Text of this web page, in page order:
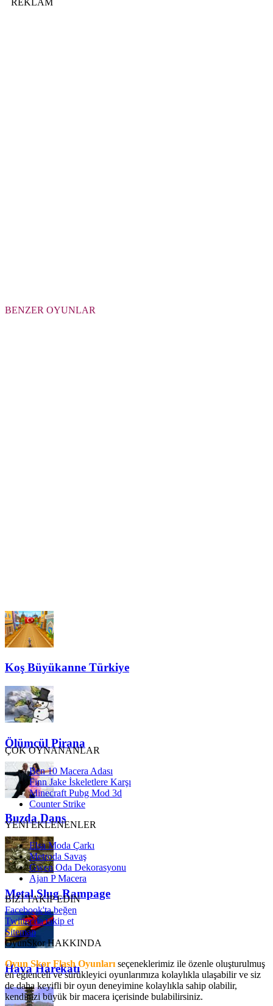
BENZER OYUNLAR
Koş Büyükanne Türkiye
Ölümcül Pirana
Buzda Dans
Metal Slug Rampage
Hava Harekatı
ÇOK OYNANANLAR
Ben 10 Macera Adası
Finn Jake İskeletlere Karşı
Minecraft Pubg Mod 3d
Counter Strike
YENİ EKLENENLER
Elsa Moda Çarkı
Metroda Savaş
Gwen Oda Dekorasyonu
Ajan P Macera
BİZİ TAKİP EDİN
Facebook'ta beğen
Twitter'da takip et
Sitemap
OyunSkor HAKKINDA
Oyun Skor Flash Oyunları seçeneklerimiz ile özenle oluşturulmuş
en eğlenceli ve sürükleyici oyunlarımıza kolaylıkla ulaşabilir ve siz
de daha keyifli bir oyun deneyimine kolaylıkla sahip olabilir,
kendinizi büyük bir macera içerisinde bulabilirsiniz.